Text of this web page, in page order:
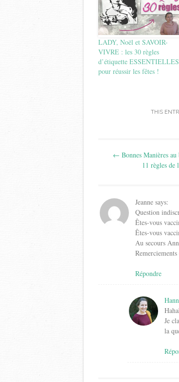
LADY, Noël et SAVOIR-
VIVRE : les 30 règles
d’étiquette ESSENTIELLES
pour réussir les fêtes !
THIS
navigation
← Bonnes Manières
11 règles de
Jeanne says:
Question
Êtes-vous
Êtes-vous
Au secours
Répondre
Je
la